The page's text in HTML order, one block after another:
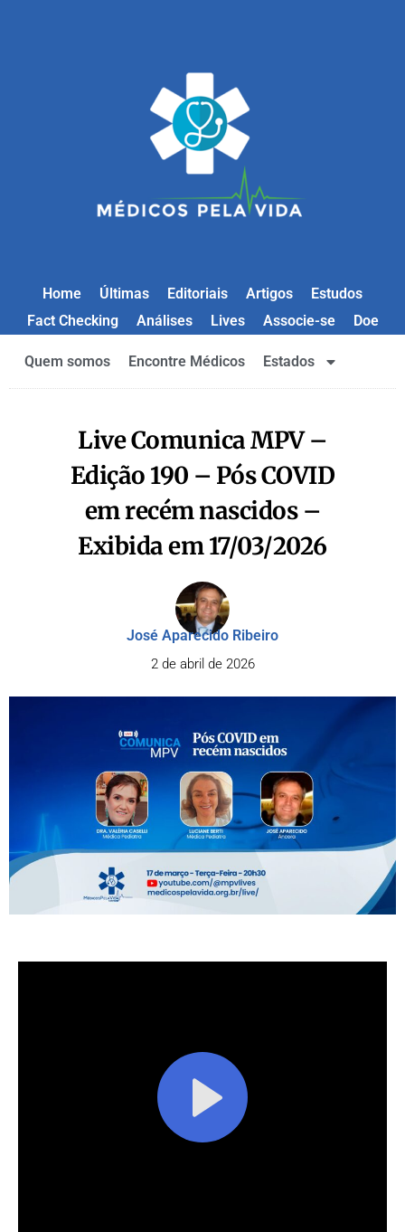
Home Últimas Editoriais Artigos
Estudos
Fact Checking
Análises Lives Associe-se Doe
Quem somos Encontre Médicos Estados
Live Comunica MPV –
Edição 190 – Pós COVID
em recém nascidos –
Exibida em 17/03/2026
José Aparecido Ribeiro
2 de abril de 2026